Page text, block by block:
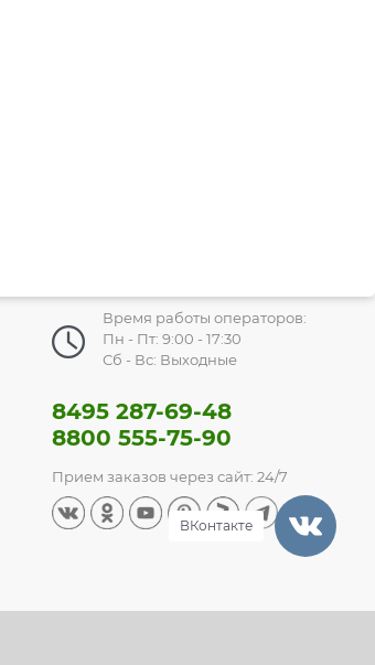
Время работы операторов:
Пн - Пт: 9:00 - 17:30
Сб - Вс: Выходные
8495 287-69-48
8800 555-75-90
Прием заказов через сайт: 24/7
ВКонтакте